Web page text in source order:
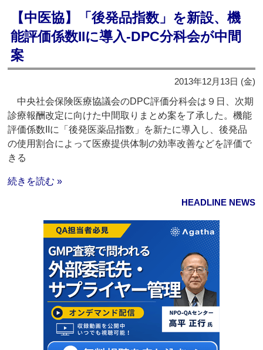
【中医協】「後発品指数」を新設、機
能評価係数IIに導入‐DPC分科会が中間
案
2013年12月13日 (金)
中央社会保険医療協議会のDPC評価分科会は９日、次期
診療報酬改定に向けた中間取りまとめ案を了承した。機能
評価係数IIに「後発医薬品指数」を新たに導入し、後発品
の使用割合によって医療提供体制の効率改善などを評価で
きる
続きを読む »
HEADLINE NEWS